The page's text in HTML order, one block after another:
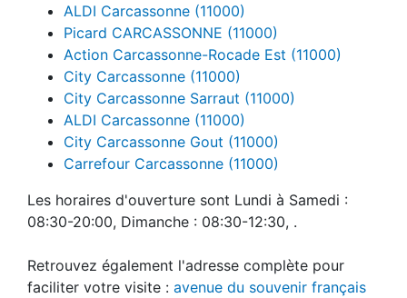
ALDI Carcassonne (11000)
Picard CARCASSONNE (11000)
Action Carcassonne-Rocade Est (11000)
City Carcassonne (11000)
City Carcassonne Sarraut (11000)
ALDI Carcassonne (11000)
City Carcassonne Gout (11000)
Carrefour Carcassonne (11000)
Les horaires d'ouverture sont Lundi à Samedi :
08:30-20:00, Dimanche : 08:30-12:30, .
Retrouvez également l'adresse complète pour
faciliter votre visite : avenue du souvenir français